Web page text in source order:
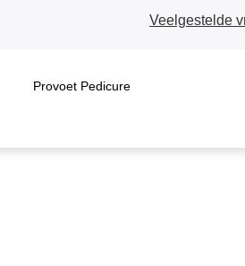
Veelgestelde
Provoet Pedicure